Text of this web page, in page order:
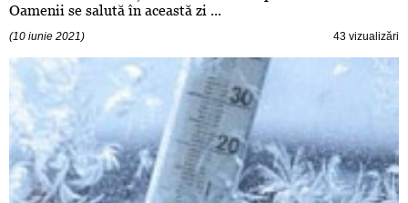
Oamenii se salută în această zi ...
(10 iunie 2021) 43 vizualizări